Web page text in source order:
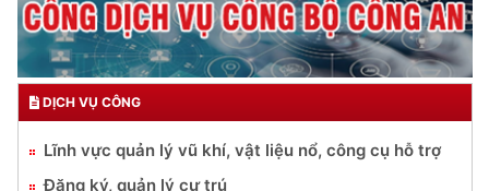
DỊCH VỤ CÔNG
Lĩnh vực quản lý vũ khí, vật liệu nổ, công cụ hỗ trợ
Đăng ký, quản lý cư trú